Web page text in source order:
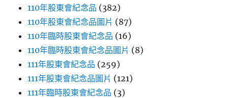
110年股東會紀念品 (382)
110年股東會紀念品圖片 (87)
110年臨時股東會紀念品 (16)
110年臨時股東會紀念品圖片 (8)
111年股東會紀念品 (259)
111年股東會紀念品圖片 (121)
111年臨時股東會紀念品 (3)